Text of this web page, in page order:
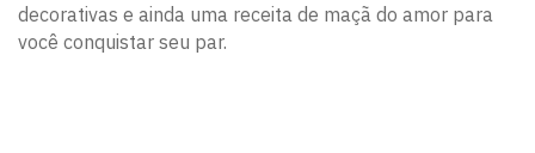
decorativas e ainda uma receita de maçã do amor para
você conquistar seu par.